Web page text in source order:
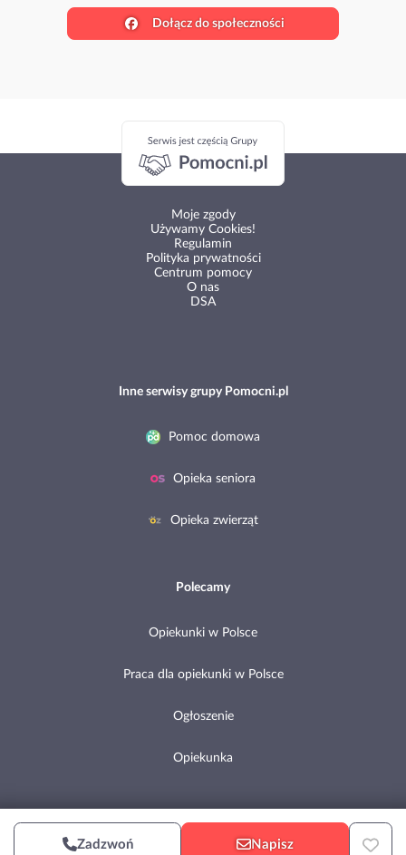
Napisz
Zadzwoń
Dołącz do społeczności
Moje zgody
Używamy Cookies!
Regulamin
Polityka prywatności
Centrum pomocy
O nas
DSA
Inne serwisy grupy Pomocni.pl
Pomoc domowa
Opieka seniora
Opieka zwierząt
Polecamy
Opiekunki w Polsce
Praca dla opiekunki w Polsce
Ogłoszenie
Opiekunka
Copyright © 2002-2026 Pomocni.pl